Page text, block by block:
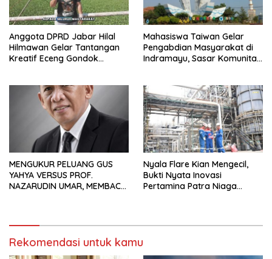
Anggota DPRD Jabar Hilal
Hilmawan Gelar Tantangan
Kreatif Eceng Gondok
Mahasiswa Taiwan Gelar
Pengabdian Masyarakat di
Indramayu, Sasar Komunitas
MENGUKUR PELUANG GUS
YAHYA VERSUS PROF.
NAZARUDIN UMAR, MEMBACA
Nyala Flare Kian Mengecil,
Bukti Nyata Inovasi
Pertamina Patra Niaga
Rekomendasi untuk kamu